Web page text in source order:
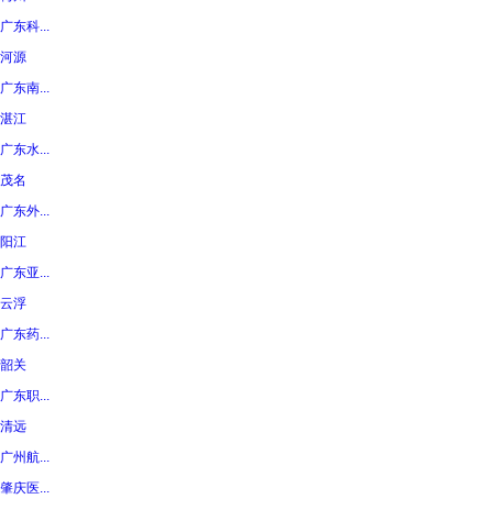
广东科...
河源
广东南...
湛江
广东水...
茂名
广东外...
阳江
广东亚...
云浮
广东药...
韶关
广东职...
清远
广州航...
肇庆医...